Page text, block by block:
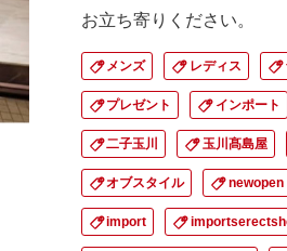
お立ち寄りください。
メンズ レディス
プレゼント インポート
二子玉川 玉川髙島屋
オブスタイル newopen
import